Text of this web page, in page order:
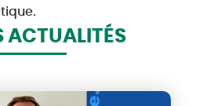
ACTUALITÉS